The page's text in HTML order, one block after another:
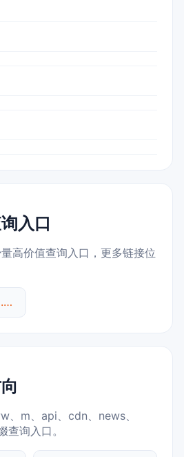
入口
高价值查询入口，更多链接位
paimi-online.com.cn 综合查询
、m、api、cdn、news、
询入口。